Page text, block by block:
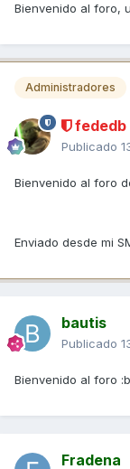
Bienvenido al foro,
Administradores
fededb
Publicado
Bienvenido al foro
Enviado desde mi
bautis
Publicado
Bienvenido al foro
Fradena